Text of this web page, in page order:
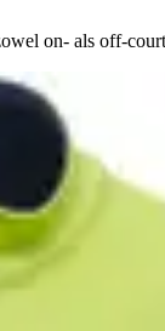
on- als off-